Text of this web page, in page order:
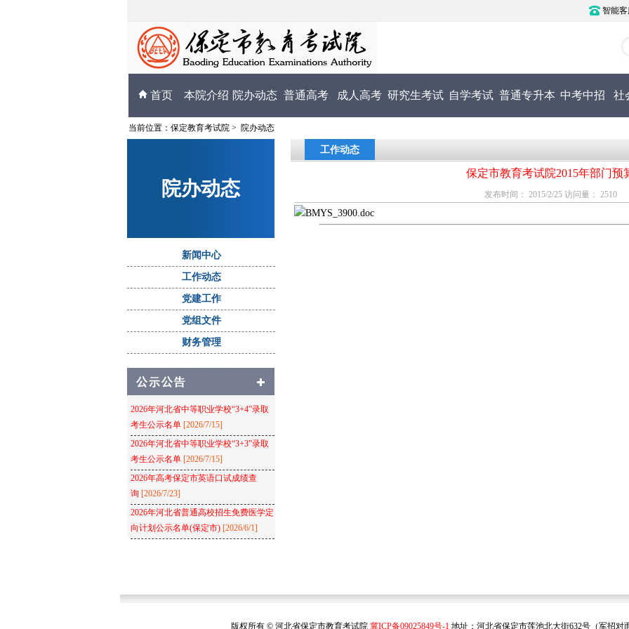
智能客
首页 本院介绍 院办动态 普通高考 成人高考 研究生考试 自学考试 普通专升本 中考中招 社
当前位置： 保定教育考试院 > 院办动态
院办动态
新闻中心
工作动态
党建工作
党组文件
财务管理
2026年河北省中等职业学校“3+4”录取
考生公示名单 [2026/7/15]
2026年河北省中等职业学校“3+3”录取
考生公示名单 [2026/7/15]
2026年高考保定市英语口试成绩查
询 [2026/7/23]
2026年河北省普通高校招生免费医学定
向计划公示名单(保定市) [2026/6/1]
工作动态
保定市教育考试院2015年部门预
发布时间： 2015/2/25 访问量： 2510
BMYS_3900.doc
版权所有 © 河北省保定市教育考试院 冀ICP备09025849号-1 地址：河北省保定市莲池北大街632号（军招对